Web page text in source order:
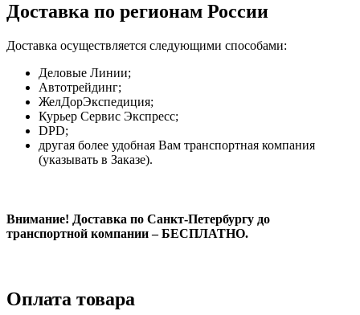
Доставка по регионам России
Доставка осуществляется следующими способами:
Деловые Линии;
Автотрейдинг;
ЖелДорЭкспедиция;
Курьер Сервис Экспресс;
DPD;
другая более удобная Вам транспортная компания
(указывать в Заказе).
Внимание! Доставка по Санкт-Петербургу до
транспортной компании – БЕСПЛАТНО.
Оплата товара